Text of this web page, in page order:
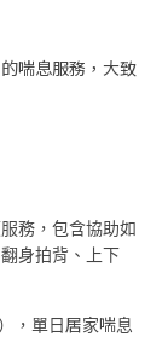
喘息服務，大致
務，包含協助如
身拍背、上下
，單日居家喘息